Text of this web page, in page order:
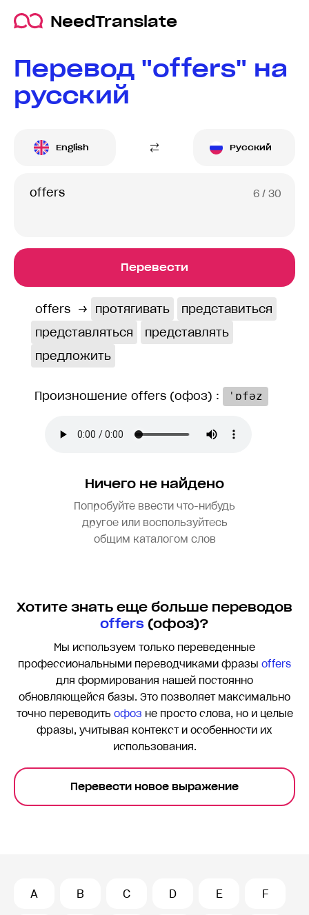
NeedTranslate
Перевод "offers" на
русский
English Русский
6 / 30
Перевести
offers → протягивать
представиться
представляться
представлять
предложить
Произношение offers (офоз) : ˈɒfəz
Ничего не найдено
Попробуйте ввести что-нибудь
другое или воспользуйтесь
общим каталогом слов
Хотите знать еще больше переводов
offers (офоз)?
Мы используем только переведенные
профессиональными переводчиками фразы offers
для формирования нашей постоянно
обновляющейся базы. Это позволяет максимально
точно переводить офоз не просто слова, но и целые
фразы, учитывая контекст и особенности их
использования.
Перевести новое выражение
A B C D E F